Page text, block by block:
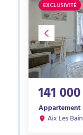
EXCLUSIVITÉ
141
Appartement
Aix Les